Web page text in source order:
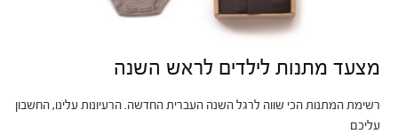
מצעד מתנות לילדים לראש השנה
רשימת המתנות הכי שווה לרגל השנה העברית החדשה. הרעיונות עלינו, החשבון
עליכם